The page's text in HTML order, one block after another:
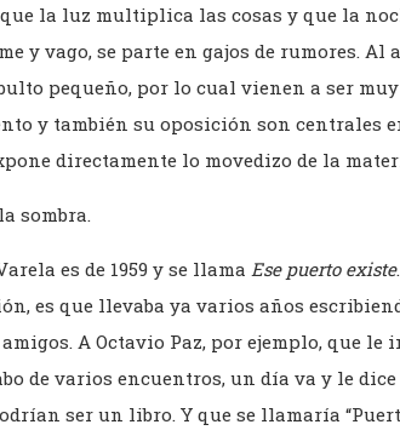
la luz multiplica las cosas y que la
y vago, se parte en gajos de rumores.
pequeño, por lo cual vienen a ser
y también su oposición son centrales
directamente lo movedizo de la
sombra.
es de 1959 y se llama Ese puerto existe
es que llevaba ya varios años
A Octavio Paz, por ejemplo, que le
de varios encuentros, un día va y le
ser un libro. Y que se llamaría